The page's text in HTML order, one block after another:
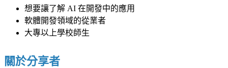
想要讓了解 AI 在開發中的應用
軟體開發領域的從業者
大專以上學校師生
關於分享者